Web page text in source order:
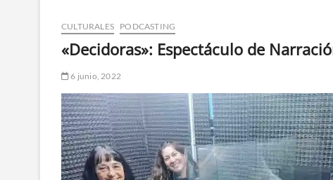
CULTURALES PODCASTING
«Decidoras»: Espectáculo de
6 junio, 2022